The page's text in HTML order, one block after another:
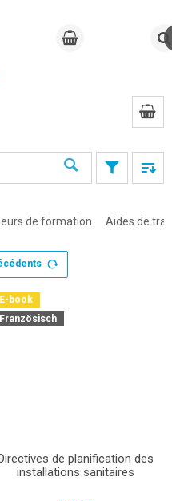
de formation Aides de
E-book
Französisch
de planification des
installations sanitaires